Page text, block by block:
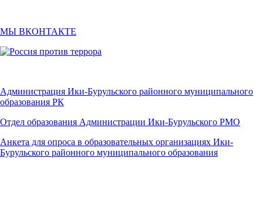
МЫ ВКОНТАКТЕ
Администрация Ики-Бурульского районного муниципального
образования РК
Отдел образования Администрации Ики-Бурульского РМО
Анкета для опроса в образовательных организациях Ики-
Бурульского районного муниципального образования